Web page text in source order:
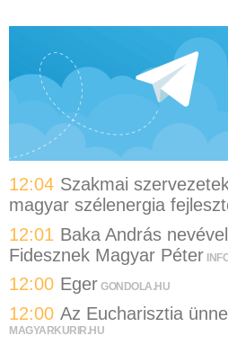
12:04 Szakmai
magyar szélenergia
12:01 Baka András
Fidesznek Magyar Péter
12:00 Eger GONDOLA.HU
12:00 Az Eucharisztia
MAGYARKURIR.HU